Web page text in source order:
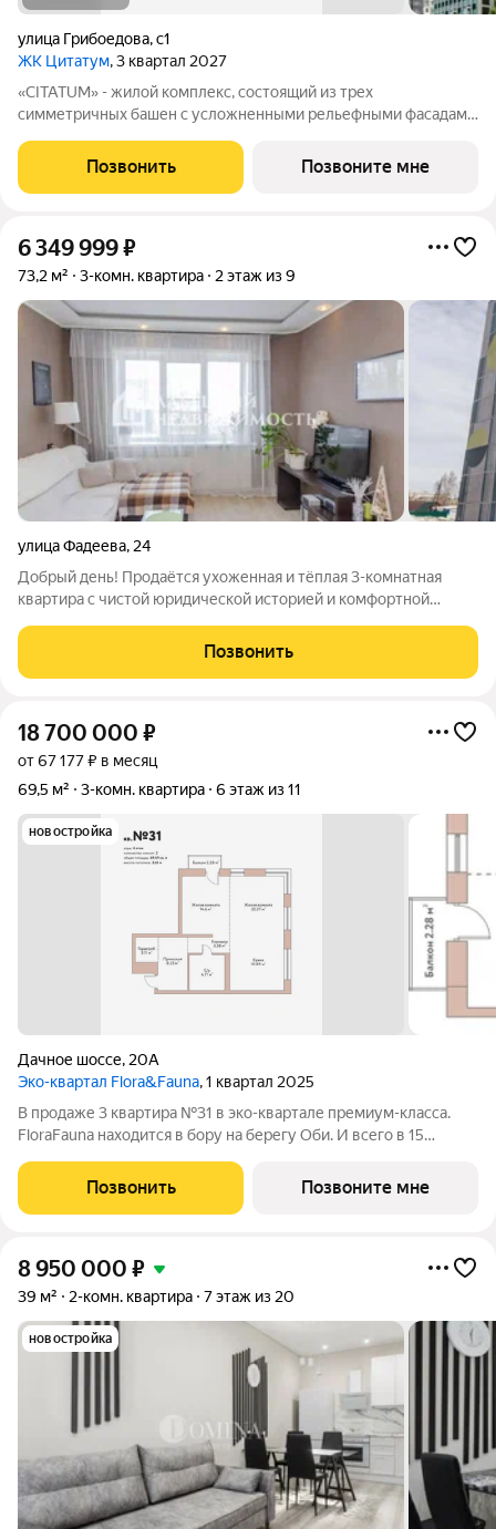
улица Грибоедова,с1
ЖК Цитатум, 3 квартал 2027
«CITATUM» - жилой комплекс, состоящий из трех
симметричных башен с усложненными рельефными фасадами
котором расположится просторное дизайнерское лобби с
консьержем и мягкой зоной ожидания.
Позвонить Позвоните мне
6 349 999₽
73,2 м² 3-комн. квартира 2 этаж из 9
улица Фадеева, 24
Добрый день! Продаётся ухоженная и тёплая 3-комнатная
квартира с чистой юридической историей и комфортной
юридически сопровождаем Вашу сделку , деятельность
нашего агентства застрахована на 20.000.000 р.
Позвонить
18 700 000 ₽
от 67 177 ₽ в месяц
69,5 м²
3-комн. квартира 6 этаж из 11
новостройка
Дачное шоссе, 20А
Эко-квартал Flora&Fauna, 1 квартал 2025
В продаже 3 квартира №31 в эко-квартале премиум-класса.
FloraFauna находится в бору на берегу Оби. И всего в 15
беговые дорожки 2,5 км, набережная, собственный выход к
пляжу с причалом. Вся
Позвонить Позвоните мне
8 950 000 ₽
39 м² 2-комн. квартира 7 этаж из 20
новостройка